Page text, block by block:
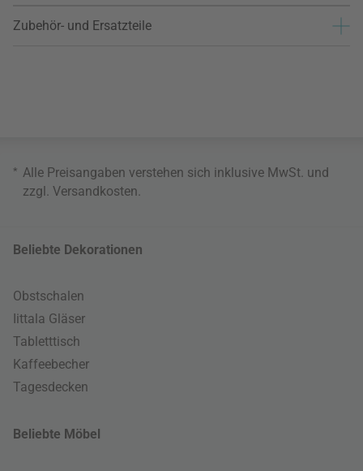
Zubehör- und Ersatzteile
* Alle Preisangaben verstehen sich inklusive MwSt. und
zzgl. Versandkosten
Beliebte Dekorationen
Obstschalen
Iittala Gläser
Tabletttisch
Kaffeebecher
Tagesdecken
Beliebte Möbel